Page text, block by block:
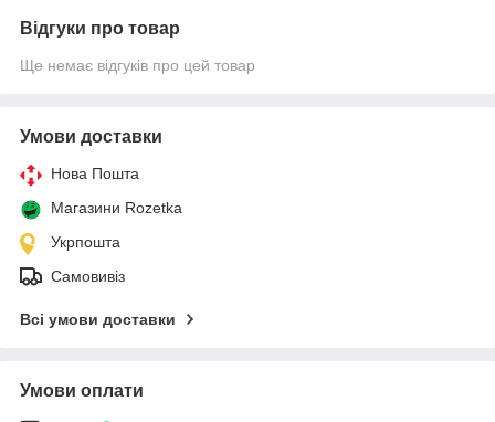
Відгуки про товар
Ще немає відгуків про цей товар
Умови доставки
Нова Пошта
Магазини Rozetka
Укрпошта
Самовивіз
Всі умови доставки
Умови оплати